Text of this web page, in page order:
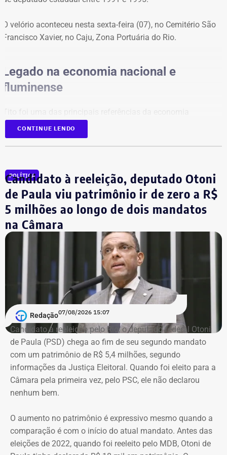
por R$ 48 mil em poupança e R$ 12 mil em conta
O velório aconteceu nesta sexta-feira (07), no Cemitério São
Francisco Xavier, no Caju, Zona Portuária do Rio.
Legado na economia nacional e
fluminense
brasileira, com atuação de destaque na formulação de
políticas de desenvolvimento econômico para o estado do
redução da burocracia e o fortalecimento dos pequenos
empreendedores.
O economista também ocupava a vice-presidência da
Sociedade Nacional de Agricultura; integrava a Academia
Nacional de Agricultura; e era membro do Instituto Brasileiro
de Economia, da Fundação Getulio Vargas (FGV).
Governo do estado emitiu nota de pesar
Em nota, o governador em exercício do Rio, Ricardo Couto,
manifestou solidariedade aos familiares e amigos do
economista.
“O Brasil perde um dos grandes nomes da economia e da
formulação de políticas públicas voltadas ao
desenvolvimento. Tito Bruno Ryff deixa um legado construído
público, à vida acadêmica e ao fortalecimento do ambiente de
negócios, com importantes contribuições para o Estado do
Rio de Janeiro e para o país. Sua atuação foi marcada pelo
compromisso com a modernização da gestão pública, a
CONTINUE LENDO
POLÍTICA
Candidato à reeleição, deputado Otoni
de Paula viu patrimônio ir de zero a R$
5 milhões ao longo de dois mandatos
na Câmara
Redação07/08/2026 15:07
Candidato à reeleição pelo Rio, o deputado federal Otoni
de Paula (PSD) chega ao fim de seu segundo mandato
com um patrimônio de R$ 5,4 milhões, segundo
informações da Justiça Eleitoral. Quando foi eleito para a
Câmara pela primeira vez, pelo PSC, ele não declarou
nenhum bem.
O aumento no patrimônio é expressivo mesmo quando a
comparação é com o início do atual mandato. Antes das
eleições de 2022, quando foi reeleito pelo MDB, Otoni de